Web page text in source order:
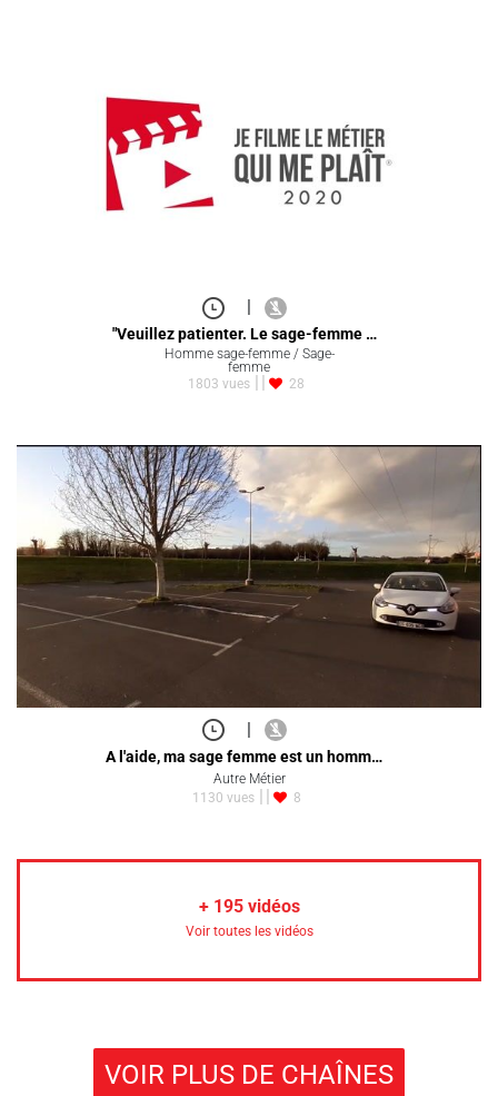
|
"Veuillez patienter. Le sage-femme …
Homme sage-femme / Sage-
femme
1803 vues
28
|
A l'aide, ma sage femme est un homm…
Autre Métier
1130 vues
8
+ 195vidéos
Voir toutes les vidéos
VOIR PLUS DE CHAÎNES